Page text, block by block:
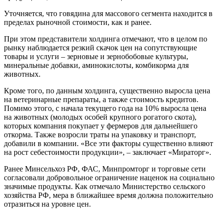
Уточняется, что говядина для массового сегмента находится в
пределах рыночной стоимости, как и ранее.
При этом представители холдинга отмечают, что в целом по
рынку наблюдается резкий скачок цен на сопутствующие
товары и услуги – зерновые и зернобобовые культуры,
минеральные добавки, аминокислоты, комбикорма для
животных.
Кроме того, по данным холдинга, существенно выросла цена
на ветеринарные препараты, а также стоимость кредитов.
Помимо этого, с начала текущего года на 10% выросла цена
на животных (молодых особей крупного рогатого скота),
которых компания покупает у фермеров для дальнейшего
откорма. Также возросли траты на упаковку и транспорт,
добавили в компании. «Все эти факторы существенно влияют
на рост себестоимости продукции», – заключает «Мираторг».
Ранее Минсельхоз РФ, ФАС, Минпромторг и торговые сети
согласовали добровольное ограничение наценок на социально
значимые продукты. Как отмечало Министерство сельского
хозяйства РФ, мера в ближайшее время должна положительно
отразиться на уровне цен.